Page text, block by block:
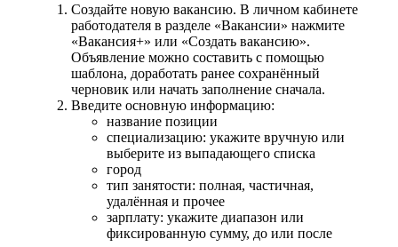
Создайте новую вакансию. В личном кабинете
работодателя в разделе «Вакансии» нажмите
«Вакансия+» или «Создать вакансию».
Объявление можно составить с помощью
шаблона, доработать ранее сохранённый
черновик или начать заполнение сначала.
Введите основную информацию:
название позиции
специализацию: укажите вручную или
выберите из выпадающего списка
город
тип занятости: полная, частичная,
удалённая и прочее
зарплату: укажите диапазон или
фиксированную сумму, до или после